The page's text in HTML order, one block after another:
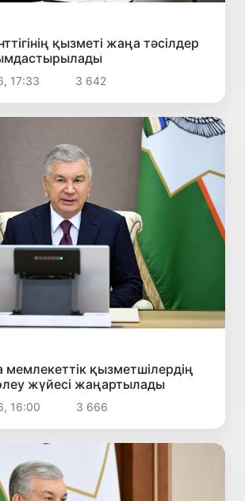
қызметі жаңа тәсілдер
17:33 3 642
мемлекеттік қызметшілердің
жүйесі жаңартылады
16:00 3 666